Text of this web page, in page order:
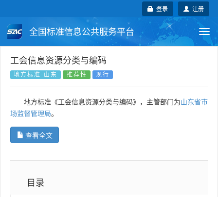
注册
登录
全国标准信息公共服务平台
国家标准 行业标准
国外标准 技术委员会
工会信息资源分类与编码
地方标准-山东 推荐性 现行
地方标准《工会信息资源分类与编码》，主管部门为山东省市
场监督管理局。
查看全文
目录